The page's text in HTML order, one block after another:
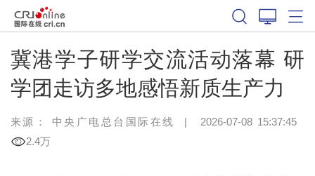
冀港学子研学交流活动落幕 研
学团走访多地感悟新质生产力
来源： 中央广电总台国际在线 |
2026-07-08 15:37:45
2.4万